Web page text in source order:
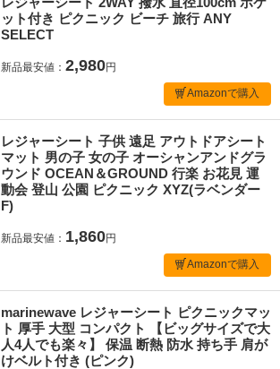
ット付き ピクニック ビーチ 旅行 ANY
SELECT
新品最安値： 2,980円
Amazonで購入
レジャーシート 子供 遠足 アウトドアシート
マット 男の子 女の子 オーシャンアンドグラ
ウンド OCEAN＆GROUND 行楽 お花見 運
動会 登山 公園 ピクニック XYZ(ラベンダー
F)
新品最安値： 1,860円
Amazonで購入
marinewave レジャーシート ピクニックマッ
ト 厚手 大型 コンパクト 【ビッグサイズで大
人4人でも楽々】 保温 断熱 防水 持ち手 肩が
けベルト付き (ピンク)